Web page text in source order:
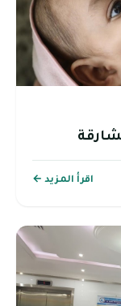
اقرأ المزيد ←